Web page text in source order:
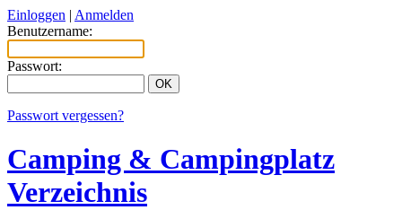
Einloggen | Anmelden
Benutzername:
Passwort:
Passwort vergessen?
Camping & Campingplatz
Verzeichnis